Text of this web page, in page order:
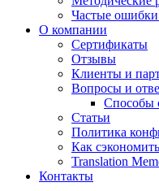
Частые ошибки
О компании
Сертификаты
Отзывы
Клиенты и
Вопросы и
Способы
Статьи
Политика
Как
Translation
Контакты